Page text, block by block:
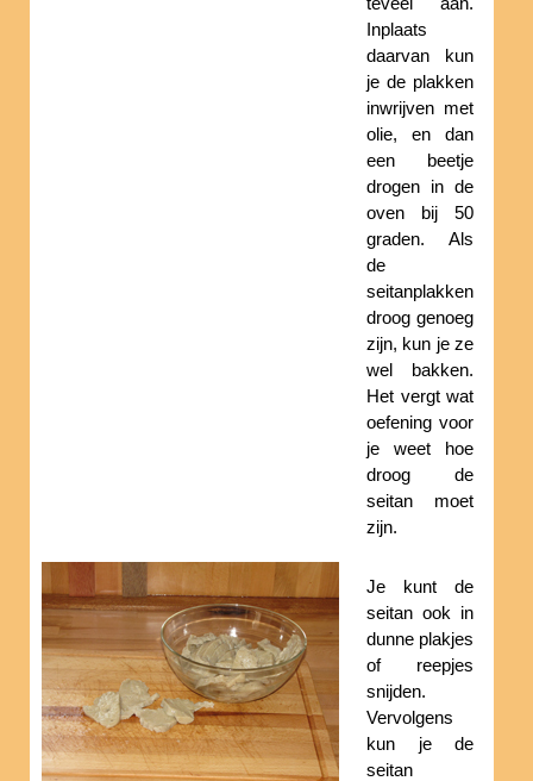
teveel aan.
Inplaats
daarvan kun
je de plakken
inwrijven met
olie, en dan
een beetje
drogen in de
oven bij 50
graden. Als
de
seitanplakken
droog genoeg
zijn, kun je ze
wel bakken.
Het vergt wat
oefening voor
je weet hoe
droog de
seitan moet
zijn.
Je kunt de
seitan ook in
dunne plakjes
of reepjes
snijden.
Vervolgens
kun je de
seitan